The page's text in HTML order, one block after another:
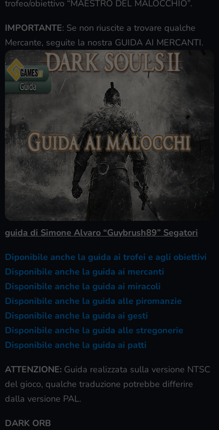
trofeo/obiettivo “MAESTRO DEL MALOCCHIO”.
IMPORTANTE: Se non riuscite a trovare qualche
Mercante, seguite la nostra GUIDA AI MERCANTI.
guida di Simone Alvaro “Guybrush89” Segatori
Diponibile anche la guida ai trofei e agli obiettivi
Disponibile anche la guida ai mercanti
Disponibile anche la guida ai miracoli
Disponibile anche la guida alle piromanzie
Disponibile anche la guida ai gesti
Disponibile anche la guida alle stregonerie
Disponibile anche la guida ai patti
ATTENZIONE: Guida realizzata sulla versione NTSC
del gioco, qualche traduzione potrebbe differire
dalla versione PAL.
DARK ORB